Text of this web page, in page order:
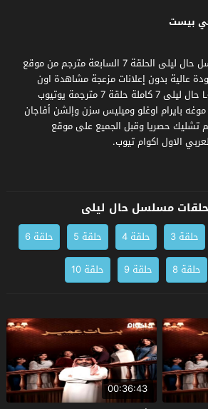
بيست
مشاهدة وتحميل مسلسل حال ليلى الحلقة 7 السابعة مترجم من موقع
عالية بدون إعلانات مزعجة مشاهدة اون
لاين مسلسل Leyla Hâli حال ليلى 7 كاملة حلقة 7 مترجمة يوتيوب
بايرام اوغلو وميليس سزن وإلشن أفاجان
تشليك حصريا وقبل الجميع على موقع
الاول اكوام تيوب.
مسلسل حال ليلى
حلقة 3 حلقة 4 حلقة 5
حلقة 6
حلقة 8 حلقة 9 حلقة 10
00:36:43